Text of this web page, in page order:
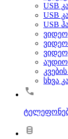
USB
USB
USB
სხვა